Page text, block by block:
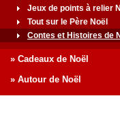
Jeux de points à relier
Tout sur le Père Noël
Contes et Histoires de
» Cadeaux de Noël
» Autour de Noël